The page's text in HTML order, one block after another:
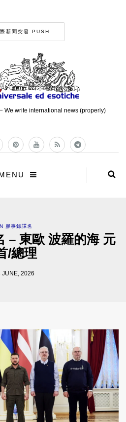
新聞突發 PUSH
We write international news (properly)
N 膠事錄譯名
– 東歐 波羅的海 元
/總理
JUNE, 2026